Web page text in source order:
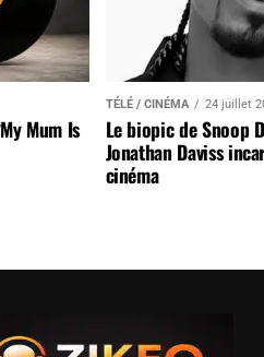
Mum Is
TÉLÉ / CINÉMA 24 juillet
Le biopic de Snoop
Jonathan Daviss
cinéma